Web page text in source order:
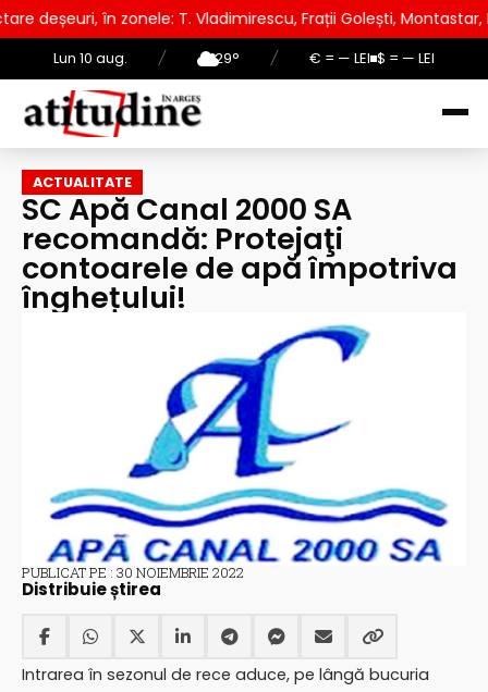
Lun 10 aug. / 29° / € = — LEI $ = — LEI
T. Vladimirescu, Frații Golești, Montastar, Prundu
ACTUALITATE
SC Apă Canal 2000 SA
recomandă: Protejaţi
contoarele de apă împotriva
înghețului!
PUBLICAT PE : 30 NOIEMBRIE 2022
Distribuie știrea
Intrarea în sezonul de rece aduce, pe lângă bucuria